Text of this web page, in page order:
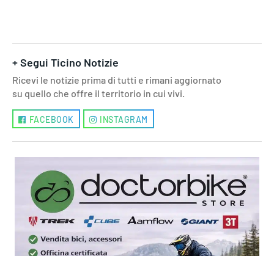
+ Segui Ticino Notizie
Ricevi le notizie prima di tutti e rimani aggiornato
su quello che offre il territorio in cui vivi.
FACEBOOK INSTAGRAM